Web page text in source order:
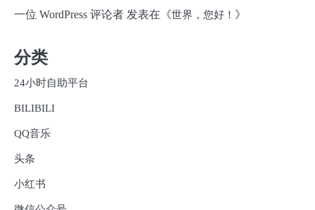
一位 WordPress 评论者 发表在《世界，您好！ 》
分类
24小时自助平台
BILIBILI
QQ音乐
头条
小红书